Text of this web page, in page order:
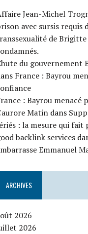
Jean-Michel
avec sursis requis
de
du gouvernement
France : Bayrou
: Bayrou menacé
Matin dans
: la mesure qui fait
backlink services
Emmanuel
ARCHIVES
2026
2026